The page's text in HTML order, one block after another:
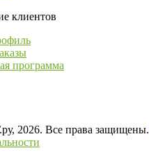
клиентов
программа
2026. Все права защищены.